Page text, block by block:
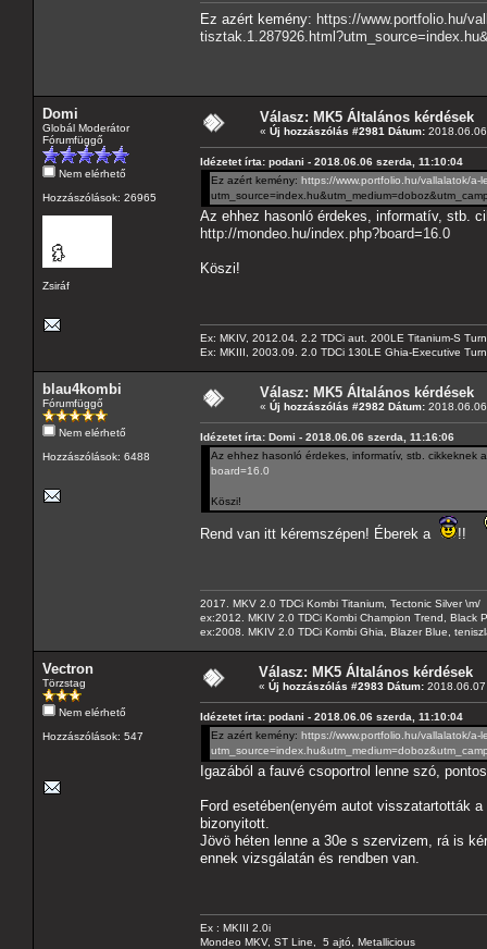
Ez azért kemény: https://www.portfolio.hu/
Domi
Globál Moderátor
Fórumfüggő
Nem elérhető
Hozzászólások: 26965
Zsiráf
Válasz: MK5 Általános kérdések
« Új hozzászólás #2981 Dátum:
Idézetet írta: podani - 2018.06.06 szerda, 11:10:04
Ez azért kemény: https://www.portfolio.hu/vallalatok/a-
Az ehhez hasonló érdekes, informatív, stb.
http://mondeo.hu/index.php?board=16.0
Köszi!
Ex: MKIV, 2012.04. 2.2 TDCi aut. 200LE Titanium-S
Ex: MKIII, 2003.09. 2.0 TDCi 130LE Ghia-Executive
blau4kombi
Fórumfüggő
Nem elérhető
Hozzászólások: 6488
Válasz: MK5 Általános kérdések
« Új hozzászólás #2982 Dátum:
Idézetet írta: Domi - 2018.06.06 szerda, 11:16:06
Az ehhez hasonló érdekes, informatív, stb.
board=16.0
Köszi!
Rend van itt kéremszépen! Éberek a !!
2017. MKV 2.0 TDCi Kombi Titanium, Tectonic Silver \m/
ex:2012. MKIV 2.0 TDCi Kombi Champion Trend, Black
ex:2008. MKIV 2.0 TDCi Kombi Ghia, Blazer Blue,
Vectron
Törzstag
Nem elérhető
Hozzászólások: 547
Válasz: MK5 Általános kérdések
« Új hozzászólás #2983 Dátum:
Idézetet írta: podani - 2018.06.06 szerda, 11:10:04
Ez azért kemény: https://www.portfolio.hu/vallalatok/a-
Igazából a fauvé csoportrol lenne szó,
Ford esetében(enyém autot visszatartották
bizonyitott.
Jövö héten lenne a 30e s szervizem, rá is
ennek vizsgálatán és rendben van.
Ex : MKIII 2.0i
Mondeo MKV, ST Line, 5 ajtó, Metallicious